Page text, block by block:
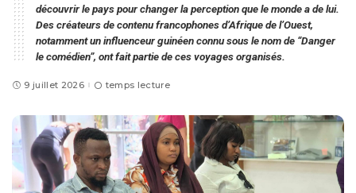
découvrir le pays pour changer la perception que le monde a de lui.
Des créateurs de contenu francophones d’Afrique de l’Ouest,
notamment un influenceur guinéen connu sous le nom de “Danger
le comédien”, ont fait partie de ces voyages organisés.
9 juillet 2026 temps lecture